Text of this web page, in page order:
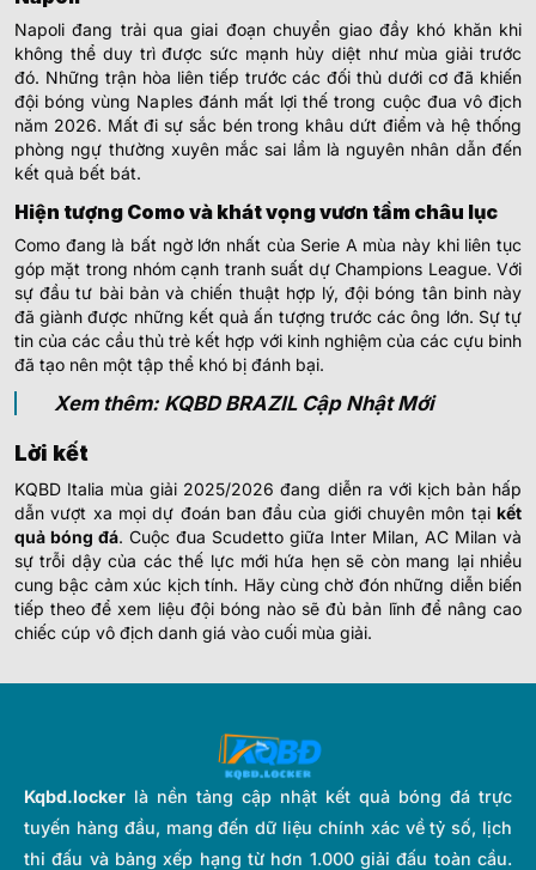
Napoli đang trải qua giai đoạn chuyển giao đầy khó khăn khi
không thể duy trì được sức mạnh hủy diệt như mùa giải trước
đó. Những trận hòa liên tiếp trước các đối thủ dưới cơ đã khiến
đội bóng vùng Naples đánh mất lợi thế trong cuộc đua vô địch
năm 2026. Mất đi sự sắc bén trong khâu dứt điểm và hệ thống
phòng ngự thường xuyên mắc sai lầm là nguyên nhân dẫn đến
kết quả bết bát.
Hiện tượng Como và khát vọng vươn tầm châu lục
Como đang là bất ngờ lớn nhất của Serie A mùa này khi liên tục
góp mặt trong nhóm cạnh tranh suất dự Champions League. Với
sự đầu tư bài bản và chiến thuật hợp lý, đội bóng tân binh này
đã giành được những kết quả ấn tượng trước các ông lớn. Sự tự
tin của các cầu thủ trẻ kết hợp với kinh nghiệm của các cựu binh
đã tạo nên một tập thể khó bị đánh bại.
Xem thêm: KQBD BRAZIL Cập Nhật Mới
Lời kết
KQBD Italia mùa giải 2025/2026 đang diễn ra với kịch bản hấp
dẫn vượt xa mọi dự đoán ban đầu của giới chuyên môn tại kết
quả bóng đá. Cuộc đua Scudetto giữa Inter Milan, AC Milan và
sự trỗi dậy của các thế lực mới hứa hẹn sẽ còn mang lại nhiều
cung bậc cảm xúc kịch tính. Hãy cùng chờ đón những diễn biến
tiếp theo để xem liệu đội bóng nào sẽ đủ bản lĩnh để nâng cao
chiếc cúp vô địch danh giá vào cuối mùa giải.
Kqbd.locker là nền tảng cập nhật kết quả bóng đá trực
tuyến hàng đầu, mang đến dữ liệu chính xác về tỷ số, lịch
thi đấu và bảng xếp hạng từ hơn 1.000 giải đấu toàn cầu.